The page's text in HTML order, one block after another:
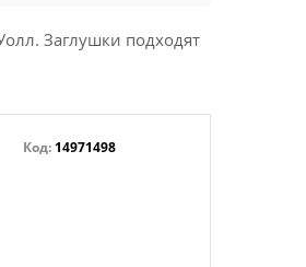
Заглушки подходят
Код: 14971498